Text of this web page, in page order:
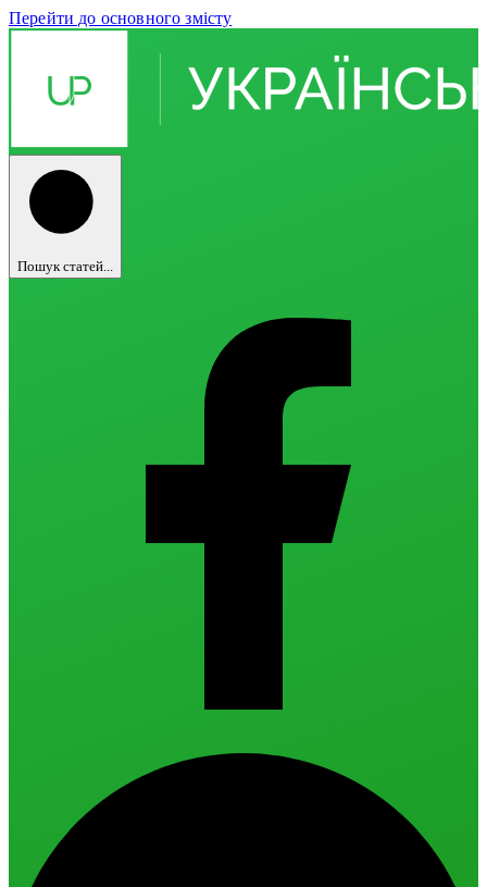
Перейти до основного змісту
Пошук статей...